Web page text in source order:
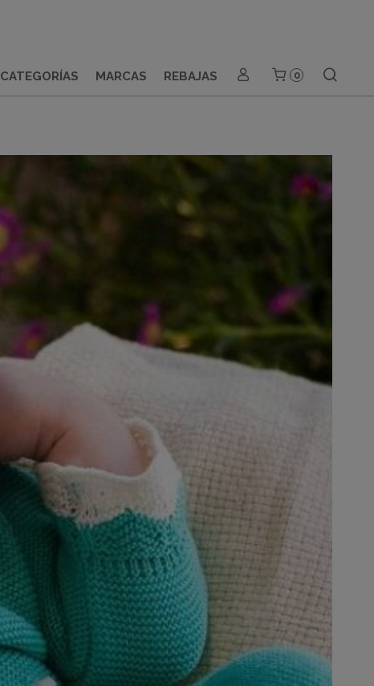
CATEGORÍAS MARCAS REBAJAS 0